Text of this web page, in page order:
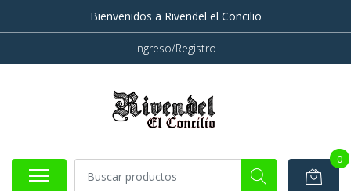
Bienvenidos a Rivendel el Concilio
Ingreso/Registro
0